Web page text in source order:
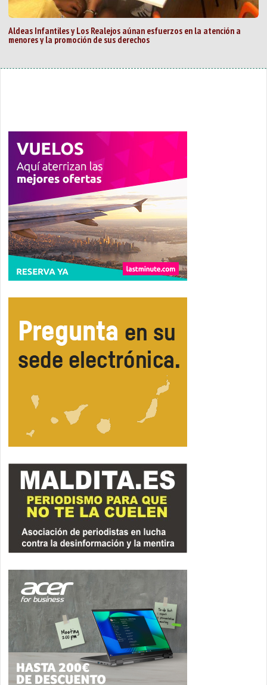
Aldeas Infantiles y Los Realejos aúnan esfuerzos en la atención a
menores y la promoción de sus derechos